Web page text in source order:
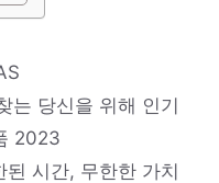
는 당신을 위해 인기
2023
시간, 무한한 가치